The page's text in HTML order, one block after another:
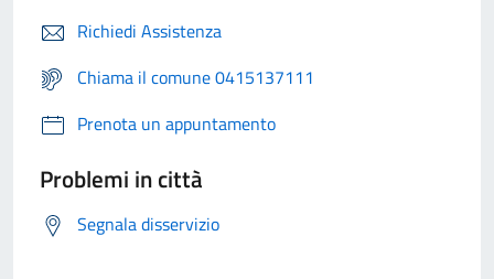
Richiedi Assistenza
Chiama il comune 0415137111
Prenota un appuntamento
Problemi in città
Segnala disservizio